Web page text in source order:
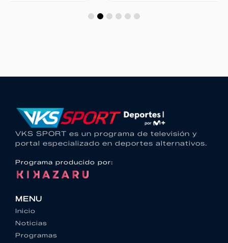
VKS SPORT es un programa de televisión y
portal especializado en deportes alternativos.
Programa producido por:
MENU
Inicio
Noticias
Programas